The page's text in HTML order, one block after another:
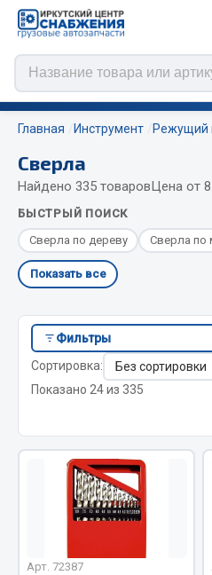
Цепи
ЦЕПИ РОССИЯ
ЦЕПИ BOHU (Китай)
Изготовление цепей на колеса
Весь раздел
Автономные воздушные
Жидкостные подогреватели
Отопители салона
Подогреватели тосола
Весь раздел
Главная Инструмент Режущий
Сверла
Найдено 335 товаровЦена от
БЫСТРЫЙ ПОИСК
Сверла по дереву Сверла по
Показать все
Фильтры
Сортировка:
Показано 24 из 335
Арт. 72387